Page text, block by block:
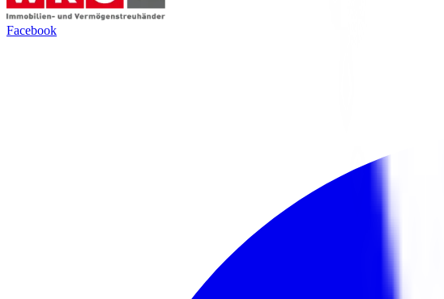
Facebook